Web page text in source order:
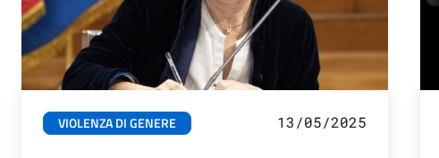
VIOLENZA DI GENERE 13/05/2025